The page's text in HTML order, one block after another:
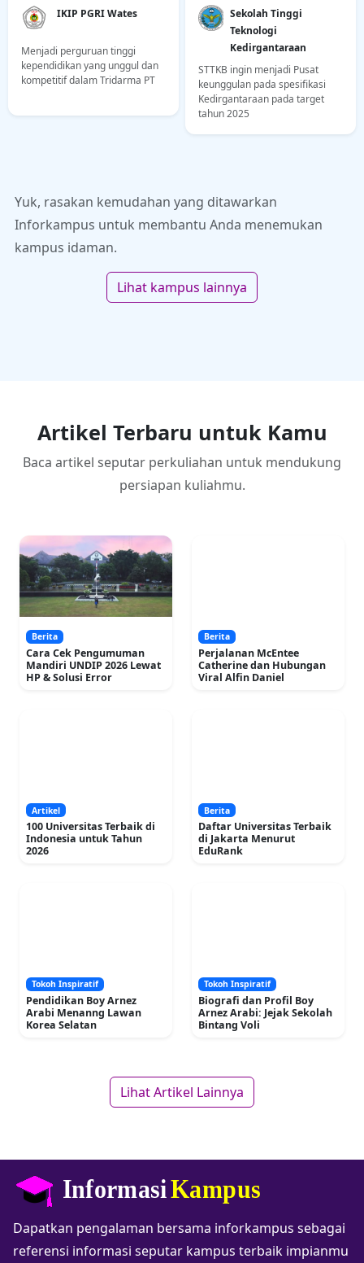
Sekolah Tinggi
Kedirgantaraan
STTKB ingin menjadi Pusat
keunggulan pada spesifikasi
tahun 2025
Sekolah Tinggi Ilmu
Kesehatan Surya
Global Yogyakarta
Perguruan tinggi yang fokus
pada bidang kesehatan untuk
menanamkan integritas pada
pendidikan dan nilai-nilai
Yuk, rasakan kemudahan yang ditawarkan
Inforkampus untuk membantu Anda menemukan
kampus idaman.
Lihat kampus lainnya
Artikel Terbaru untuk Kamu
Baca artikel seputar perkuliahan untuk mendukung
persiapan kuliahmu.
Berita
Cara Cek Pengumuman
Mandiri UNDIP 2026 Lewat
HP & Solusi Error
Berita
Perjalanan McEntee
Catherine dan Hubungan
Viral Alfin Daniel
Artikel
100 Universitas Terbaik di
Indonesia untuk Tahun
2026
Berita
Daftar Universitas Terbaik
di Jakarta Menurut
EduRank
Tokoh Inspiratif
Pendidikan Boy Arnez
Arabi Menanng Lawan
Korea Selatan
Tokoh Inspiratif
Biografi dan Profil Boy
Arnez Arabi: Jejak Sekolah
Bintang Voli
Lihat Artikel Lainnya
Dapatkan pengalaman bersama inforkampus sebagai
referensi informasi seputar kampus terbaik impianmu